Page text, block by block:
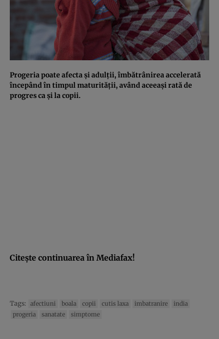
Progeria poate afecta şi adulţii, îmbătrânirea accelerată
începând în timpul maturităţii, având aceeaşi rată de
progres ca şi la copii.
Citeşte continuarea în Mediafax!
Tags: afectiuni boala copii cutis laxa imbatranire
india
progeria
sanatate simptome